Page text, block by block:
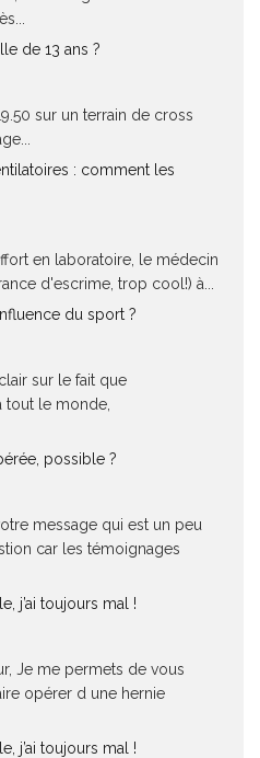
de 13 ans ?
sur un terrain de cross
: comment les
en laboratoire, le médecin
d'escrime, trop cool!) à...
du sport ?
sur le fait que
tout le monde,
possible ?
message qui est un peu
car les témoignages
j’ai toujours mal !
Je me permets de vous
opérer d une hernie
j’ai toujours mal !